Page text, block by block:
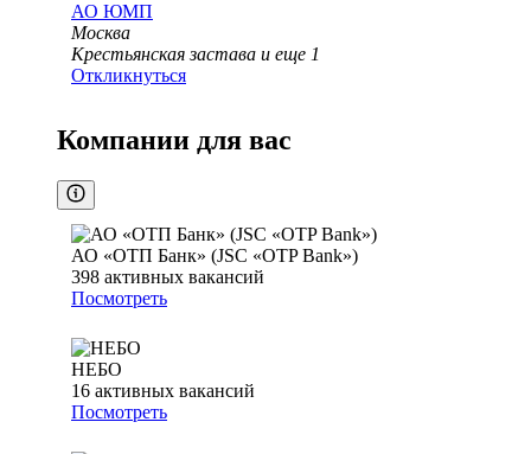
АО ЮМП
Москва
Крестьянская застава и еще 1
Откликнуться
Компании для вас
АО «ОТП Банк» (JSC «OTP Bank»)
398 активных вакансий
Посмотреть
НЕБО
16 активных вакансий
Посмотреть